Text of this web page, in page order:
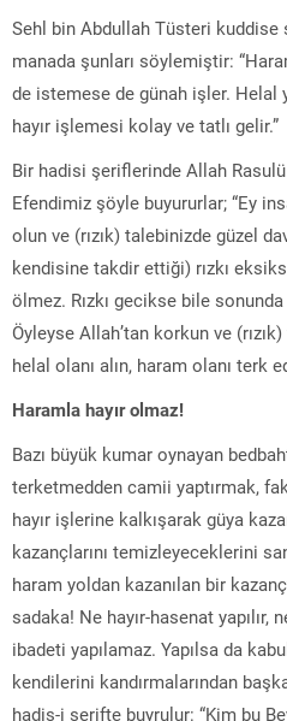
Sehl bin Abdullah Tüsteri kuddise
manada şunları söylemiştir:
de istemese de günah işler. Helal
hayır işlemesi kolay ve tatlı gelir.”
Bir hadisi şeriflerinde Allah
Efendimiz şöyle buyururlar; “Ey
olun ve (rızık) talebinizde güzel
kendisine takdir ettiği) rızkı
ölmez. Rızkı gecikse bile
Öyleyse Allah’tan korkun ve
helal olanı alın, haram olanı terk
Haramla hayır olmaz!
Bazı büyük kumar oynayan
terketmedden camii yaptırmak,
hayır işlerine kalkışarak güya
kazançlarını temizleyeceklerini
haram yoldan kazanılan bir
sadaka! Ne hayır-hasenat
ibadeti yapılamaz. Yapılsa da
kendilerini kandırmalarından
hadis-i şerifte buyrulur: “Kim bu